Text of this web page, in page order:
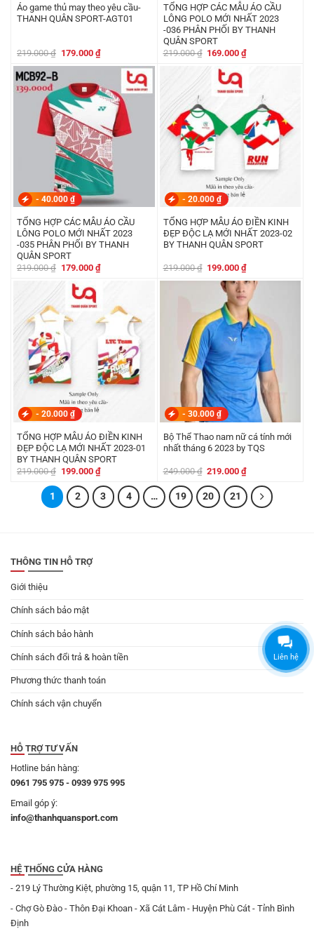
Áo game thủ may theo yêu cầu-
THANH QUÂN SPORT-AGT01
219.000₫ Giá
là:
179.000 ₫Giá
hiện
tại
179.000 ₫.
TỔNG HỢP CÁC MẪU ÁO CẦU
LÔNG POLO MỚI NHẤT 2023
-036 PHÂN PHỐI BY THANH
QUÂN SPORT
219.000₫ Giá
là:
219.000 ₫.
169.000₫Giá
- 40.000 ₫
TỔNG HỢP CÁC MẪU ÁO CẦU
LÔNG POLO MỚI NHẤT 2023
-035 PHÂN PHỐI BY THANH
QUÂN SPORT
219.000₫ Giá
là:
219.000 ₫.
179.000 ₫Giá
hiện
- 20.000 ₫
TỔNG HỢP MẪU ÁO ĐIỀN KINH
ĐẸP ĐỘC LẠ MỚI NHẤT 2023-02
BY THANH QUÂN SPORT
219.000₫ Giá
là:
219.000 ₫.
199.000₫Giá
tại
là:
199.000 ₫.
- 20.000 ₫
TỔNG HỢP MẪU ÁO ĐIỀN KINH
ĐẸP ĐỘC LẠ MỚI NHẤT 2023-01
BY THANH QUÂN SPORT
219.000₫ Giá
là:
219.000 ₫.
199.000 ₫Giá
hiện
tại
là:
199.000 ₫.
- 30.000 ₫
Bộ Thể Thao nam nữ cá tính mới
nhất tháng 6 2023 by TQS
249.000₫ Giá
là:
249.000 ₫.
219.000₫Giá
tại
là:
219.000 ₫.
1 2 3 4 … 19 20 21
THÔNG TIN HỖ TRỢ
Giới thiệu
Chính sách bảo mật
Chính sách bảo hành
Chính sách đổi trả & hoàn tiền
Phương thức thanh toán
Chính sách vận chuyển
HỖ TRỢ TƯ VẤN
Hotline bán hàng:
0961 795 975 - 0939 975 995
Email góp ý:
info@thanhquansport.com
HỆ THỐNG CỬA HÀNG
- 219 Lý Thường Kiệt, phường 15, quận 11, TP Hồ Chí Minh
- Chợ Gò Đào - Thôn Đại Khoan - Xã Cát Lâm - Huyện Phù Cát - Tỉnh Bình
Định
Liên hệ